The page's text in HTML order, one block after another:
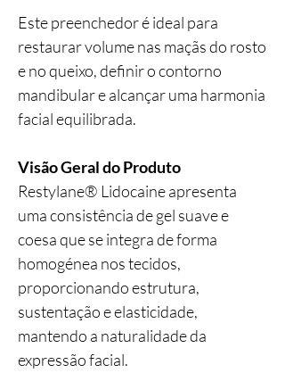
Este preenchedor é ideal para
restaurar volume nas maçãs do rosto
e no queixo, definir o contorno
mandibular e alcançar uma harmonia
facial equilibrada.
Visão Geral do Produto
Restylane® Lidocaine apresenta
uma consistência de gel suave e
coesa que se integra de forma
homogénea nos tecidos,
proporcionando estrutura,
sustentação e elasticidade,
mantendo a naturalidade da
expressão facial.